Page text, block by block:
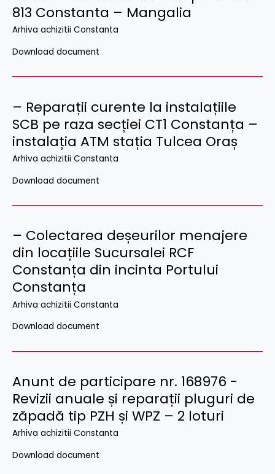
813 Constanta – Mangalia
Arhiva achizitii Constanta
Download document
– Reparații curente la instalațiile
SCB pe raza secției CT1 Constanța –
instalația ATM stația Tulcea Oraș
Arhiva achizitii Constanta
Download document
– Colectarea deșeurilor menajere
din locațiile Sucursalei RCF
Constanța din incinta Portului
Constanța
Arhiva achizitii Constanta
Download document
Anunt de participare nr. 168976 -
Revizii anuale și reparații pluguri de
zăpadă tip PZH și WPZ – 2 loturi
Arhiva achizitii Constanta
Download document